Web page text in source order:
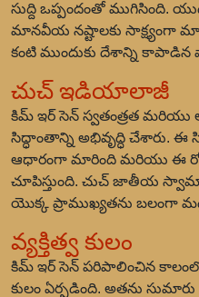
సుద్ది ఒప్పందంతో ముగిసింది.
మానవీయ నష్టాలకు సాక్ష్యంగా
కంటి ముందుకు దేశాన్ని కాపాడిన
చుచ్ ఇడియాలాజీ
కిమ్ ఇర్ సెన్ స్వతంత్రత మరియు
సిద్ధాంతాన్ని అభివృద్ధి చేశారు. ఈ
ఆధారంగా మారింది మరియు ఈ
చూపిస్తుంది. చుచ్ జాతీయ
యొక్క ప్రాముఖ్యతను బలంగా
వ్యక్తిత్వ కులం
కిమ్ ఇర్ సెన్ పరిపాలించిన కాలంలో
కులం ఏర్పడింది. అతను సుమారు